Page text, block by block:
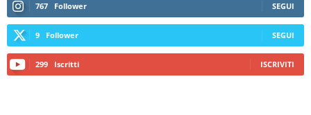
767 Follower SEGUI
9 Follower SEGUI
299 Iscritti ISCRIVITI